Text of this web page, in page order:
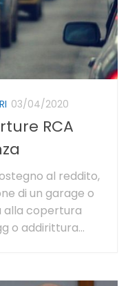
03/04/2020
RCA
al reddito,
di un garage o
alla copertura
o addirittura...